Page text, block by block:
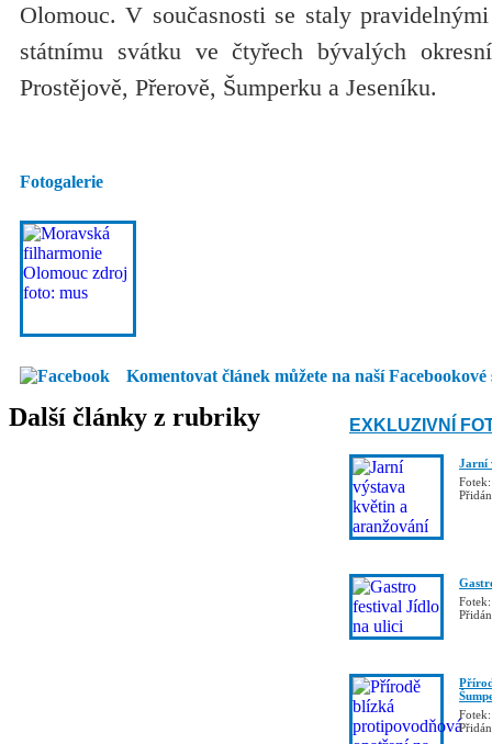
Olomouc. V současnosti se staly
státnímu svátku ve čtyřech bývalých
Prostějově, Přerově, Šumperku a Jeseníku.
Fotogalerie
Komentovat článek můžete na naší Facebookové
Další články z rubriky EXKLUZIVNÍ
Jarní